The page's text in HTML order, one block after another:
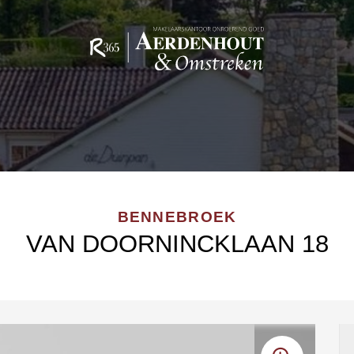
BENNEBROEK
VAN DOORNINCKLAAN 18